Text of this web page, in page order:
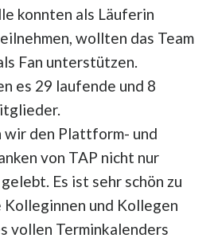
konnten als Läuferin
wollten das Team
Fan unterstützen.
es 29 laufende und 8
wir den Plattform- und
von TAP nicht nur
Es ist sehr schön zu
Kolleginnen und Kollegen
vollen Terminkalenders